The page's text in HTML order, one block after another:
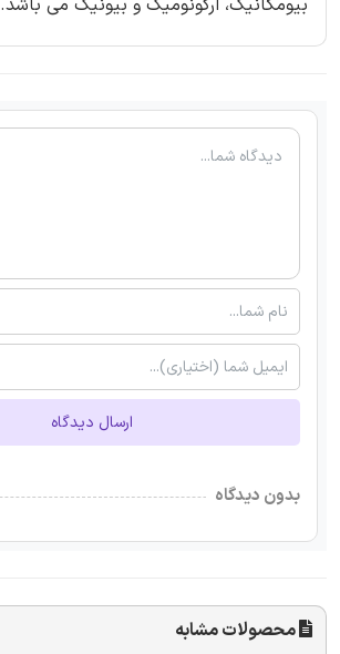
بیومکانیک، ارگونومیک و بیونیک می باشد.
ارسال دیدگاه
بدون دیدگاه
محصولات مشابه